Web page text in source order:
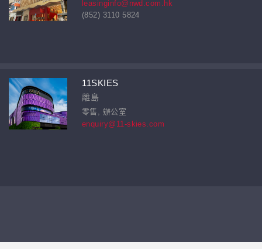
leasinginfo@nwd.com.hk
(852) 3110 5824
11SKIES
離島
零售, 辦公室
enquiry@11-skies.com